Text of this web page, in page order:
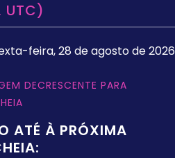
UTC)
feira, 28 de agosto de
DECRESCENTE PARA
ATÉ À PRÓXIMA